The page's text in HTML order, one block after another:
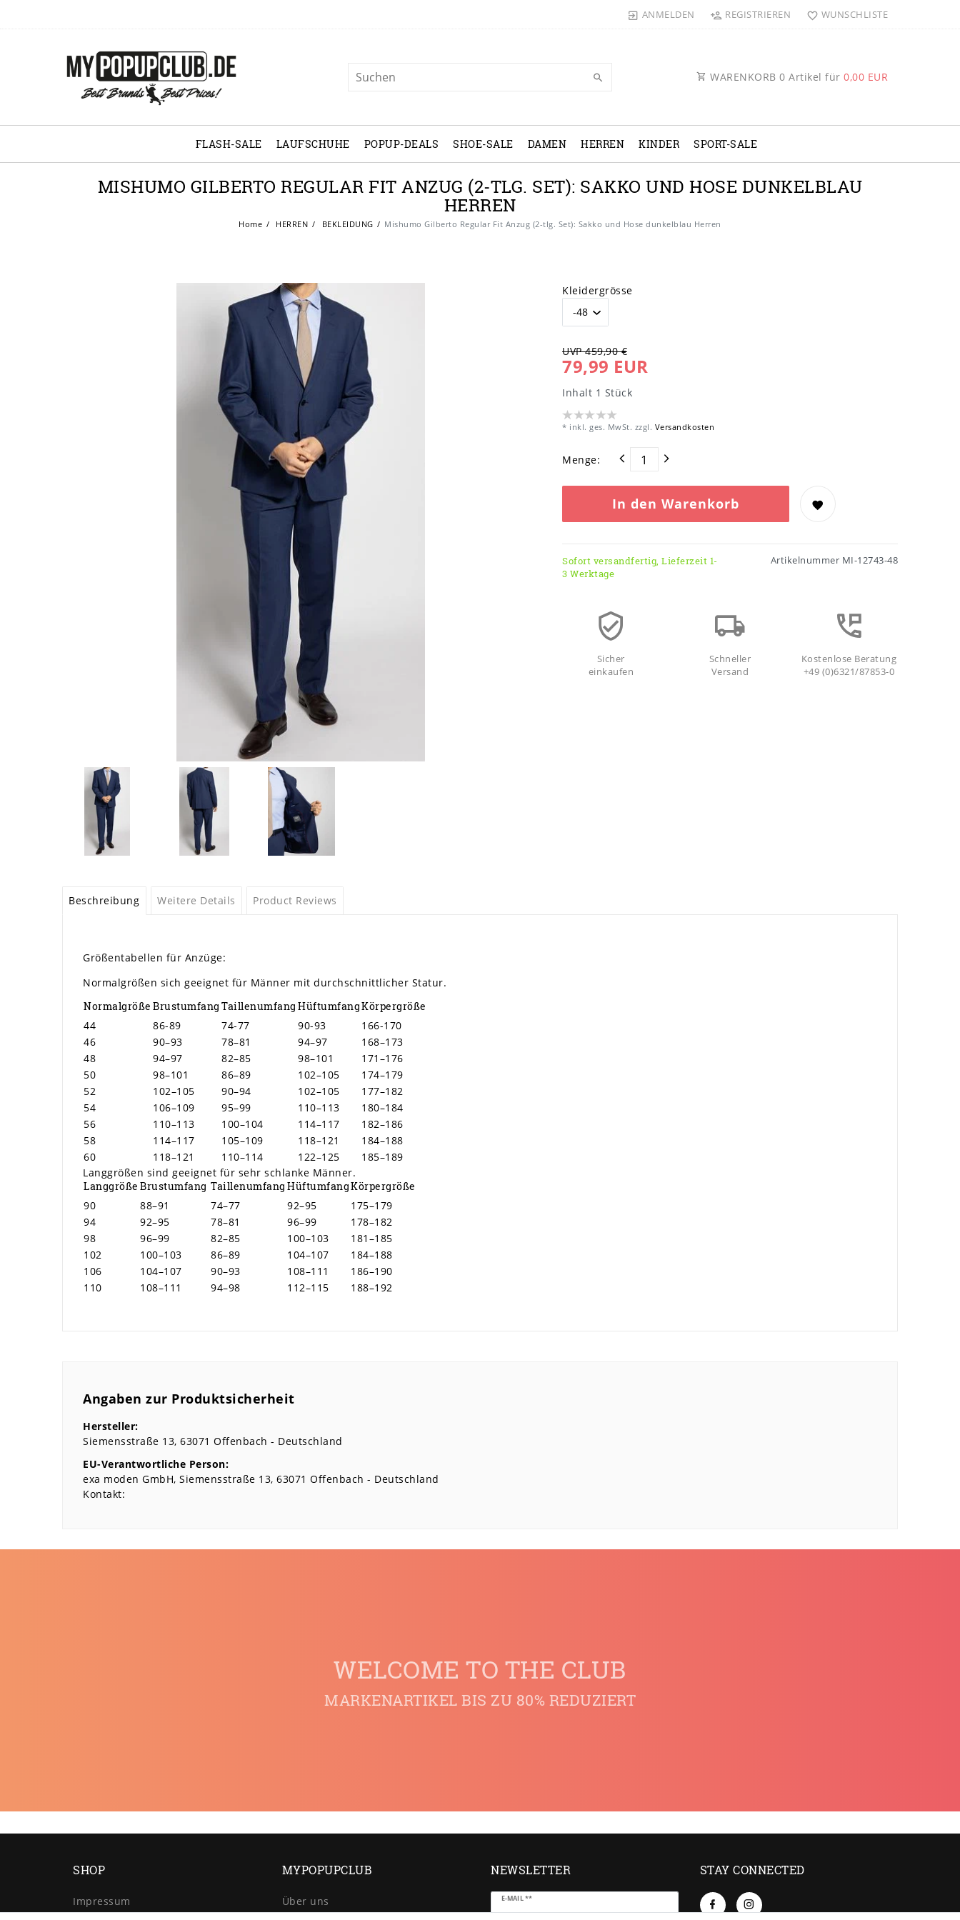
ANMELDEN REGISTRIEREN WUNSCHLISTE
WARENKORB 0 Artikel für 0,00 EUR
FLASH-SALE LAUFSCHUHE POPUP-DEALS SHOE-SALE DAMEN HERREN KINDER SPORT-SALE
MISHUMO GILBERTO REGULAR FIT ANZUG (2-TLG. SET): SAKKO UND HOSE DUNKELBLAU
HERREN
Home HERREN BEKLEIDUNG Mishumo Gilberto Regular Fit Anzug (2-tlg. Set): Sakko und Hose dunkelblau Herren
Kleidergrösse
UVP 459,90 €
79,99 EUR
Inhalt 1 Stück
* inkl. ges. MwSt. zzgl. Versandkosten
Menge:
In den Warenkorb
Sofort versandfertig, Lieferzeit 1-
3 Werktage
Artikelnummer MI-12743-48
Sicher
einkaufen
Schneller
Versand
Kostenlose Beratung
+49 (0)6321/87853-0
Beschreibung Weitere Details Product Reviews
Größentabellen für Anzüge:
Normalgrößen sich geeignet für Männer mit durchschnittlicher Statur.
Normalgröße Brustumfang Taillenumfang HüftumfangKörpergröße
44
86-89 74-77 90-93
166-170
46
90–93 78–81 94–97
168–173
48
94–97 82–85 98–101
171–176
50
98–101 86–89 102–105
174–179
52
102–105 90–94 102–105
177–182
54
106–109 95–99 110–113
180–184
56
110–113 100–104 114–117
182–186
58
114–117 105–109 118–121
184–188
60
118–121 110–114 122–125
185–189
Langgrößen sind geeignet für sehr schlanke Männer.
Langgröße Brustumfang Taillenumfang HüftumfangKörpergröße
90
88–91 74–77 92–95
175–179
94
92–95 78–81 96–99
178–182
98
96–99 82–85 100–103
181–185
102
100–103 86–89 104–107
184–188
106
104–107 90–93 108–111
186–190
110
108–111 94–98 112–115 188–192
Angaben zur Produktsicherheit
Hersteller:
Siemensstraße 13 63071 Offenbach
Deutschland
EU-Verantwortliche Person:
exa moden GmbH Siemensstraße 13 63071 Offenbach
Deutschland
Kontakt:
WELCOME TO THE CLUB
MARKENARTIKEL BIS ZU 80% REDUZIERT
SHOP
Impressum
MYPOPUPCLUB
Über uns
NEWSLETTER
E-MAIL **
Newsletter
Honig
STAY CONNECTED